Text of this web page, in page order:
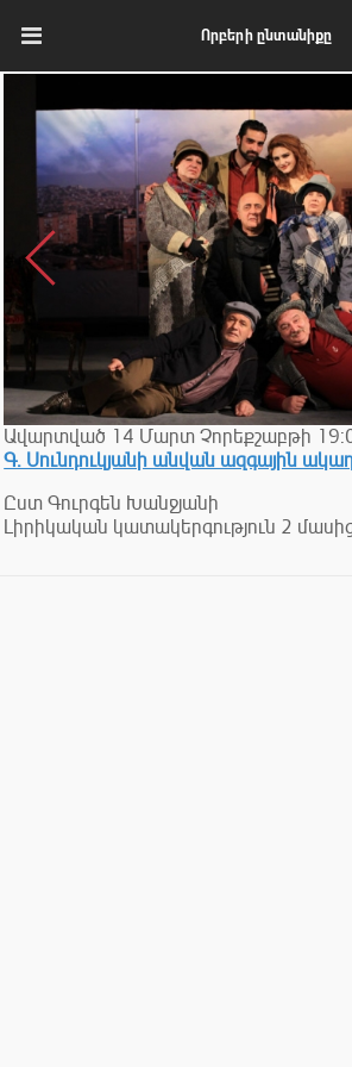
Որբերի ընտանիքը
Ավարտված 14 Մարտ Չորեքշաբթի
Գ. Սունդուկյանի անվան ազգային
Ըստ Գուրգեն Խանջյանի
Լիրիկական կատակերգություն 2